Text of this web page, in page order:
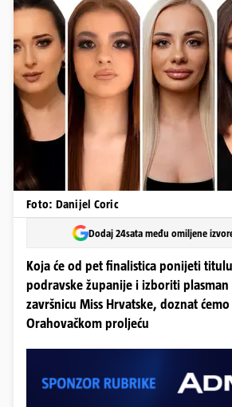
Foto: Danijel Coric
Dodaj 24sata među omiljene
Koja će od pet finalistica ponijeti
podravske županije i izboriti plasman
završnicu Miss Hrvatske, doznat
Orahovačkom proljeću